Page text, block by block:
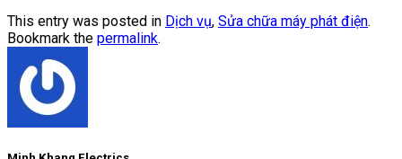
This entry was posted in Dịch vụ, Sửa chữa máy phát điện.
Bookmark the permalink.